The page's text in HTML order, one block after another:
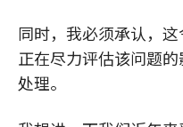
同时，我必须承认，
正在尽力评估该问题
处理。